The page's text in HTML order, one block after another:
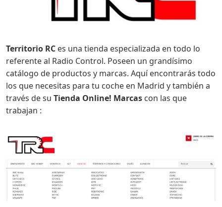
Territorio RC es una tienda especializada en todo lo
referente al Radio Control. Poseen un grandísimo
catálogo de productos y marcas. Aquí encontrarás todo
los que necesitas para tu coche en Madrid y también a
través de su Tienda Online! Marcas con las que
trabajan :